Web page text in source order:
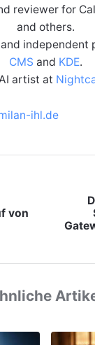
reviewer for
and others.
independent
CMS and KDE.
artist at
ihl.de
von